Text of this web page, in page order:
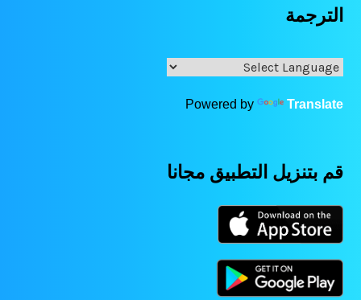
الترجمة
Powered by Translate
قم بتنزيل التطبيق مجانا